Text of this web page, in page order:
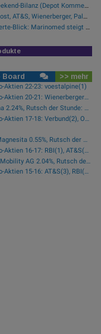
Österreich-Depots: Weekend-Bilanz (Depot Kommentar)
Wie Österreichische Post, AT&S, Wienerberger, Palfinger, Porr und Bawag für Gesprächsstoff im ATX sorgten
Wiener Börse Nebenwerte-Blick: Marinomed steigt 8 Prozent, Bajaj Mobility 7,84 Prozent
Board >> mehr
Aktien 22-23: voestalpine(1)
wikifolio-Trades Austro-Aktien 20-21: Wienerberger(1)
Star der Stunde: Agrana 2.24%, Rutsch der Stunde: CA Immo -1.42%
wikifolio-Trades Austro-Aktien 17-18: Verbund(2), Österreichische Post(1)
Star der Stunde: RHI Magnesita 0.55%, Rutsch der Stunde: AT&S -2.29%
wikifolio-Trades Austro-Aktien 16-17: RBI(1), AT&S(1), Wienerberger(1), Österreichische Post(1)
Star der Stunde: Bajaj Mobility AG 2.04%, Rutsch der Stunde: Frequentis -1.76%
wikifolio-Trades Austro-Aktien 15-16: AT&S(3), RBI(2), Wienerberger(1), voestalpine(1), Kontron(1), Bawag(1)